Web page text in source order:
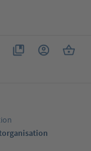
Du hast 0 Produkte